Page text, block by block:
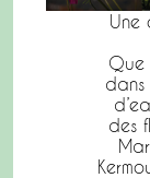
Une
Que
dans
des